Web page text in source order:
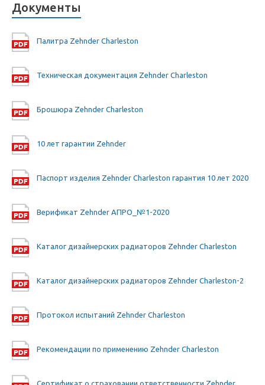
Документы
Палитра Zehnder Charleston
Техническая документация Zehnder Charleston
Брошюра Zehnder Charleston
10 лет гарантии Zehnder
Паспорт изделия Zehnder Charleston гарантия 10 лет 2020
Верификат Zehnder АПРО_№1-2020
Каталог дизайнерских радиаторов Zehnder Charleston
Каталог дизайнерских радиаторов Zehnder Charleston-2
Протокол испытаний Zehnder Charleston
Рекомендации по применению Zehnder Charleston
Сертификат о страховании ответственности Zehnder